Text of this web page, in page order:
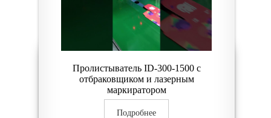
Пролистыватель ID-300-1500 с
отбраковщиком и лазерным
маркиратором
Подробнее